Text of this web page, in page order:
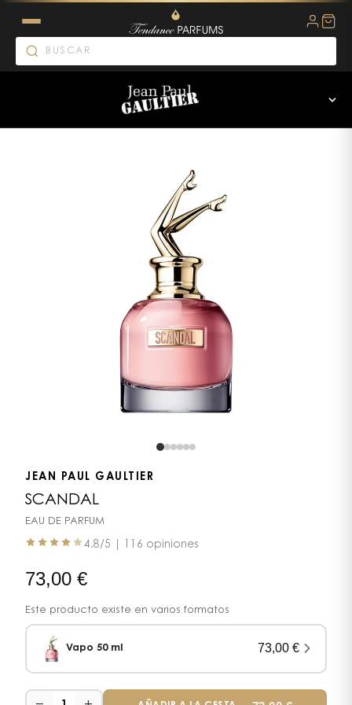
JEAN PAUL GAULTIER
SCANDAL
EAU DE PARFUM
4.8/5 | 116 opiniones
73,00 €
Este producto existe en varios formatos
Vapo 50 ml 73,00€